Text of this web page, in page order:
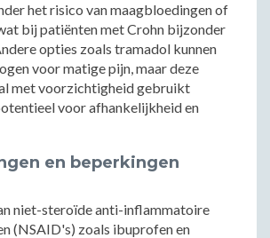
het risico van maagbloedingen of
bij patiënten met Crohn bijzonder
opties zoals tramadol kunnen
voor matige pijn, maar deze
met voorzichtigheid gebruikt
voor afhankelijkheid en
en beperkingen
niet-steroïde anti-inflammatoire
(NSAID's) zoals ibuprofen en